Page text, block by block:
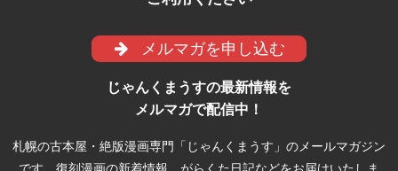
メルマガを申し込む
じゃんくまうすの最新情報を
メルマガで配信中！
札幌の古本屋・絶版漫画専門「じゃんくまうす」のメールマガジン